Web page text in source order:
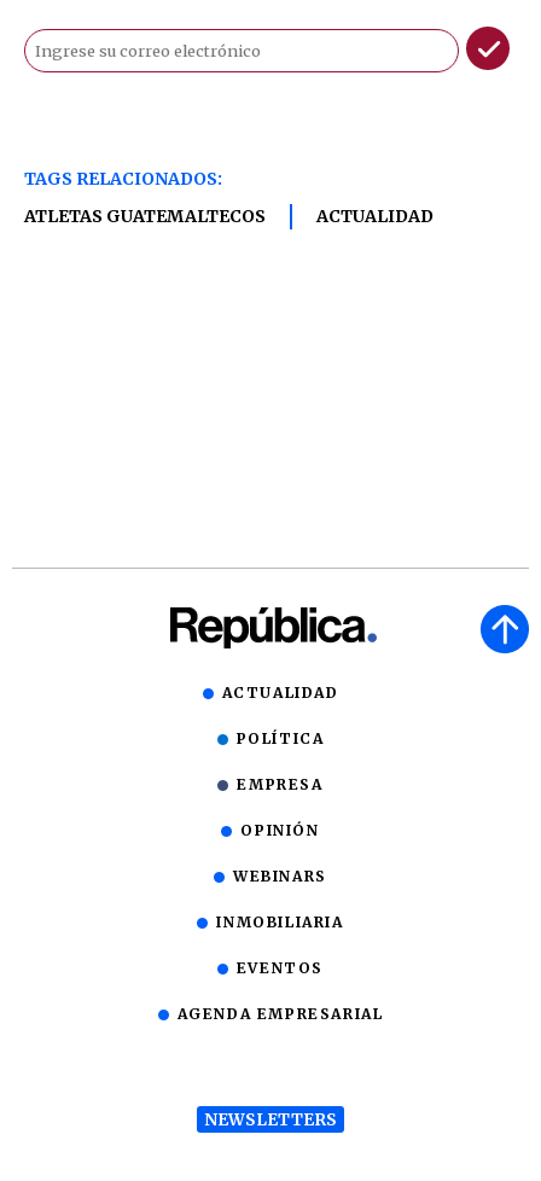
TAGS RELACIONADOS:
ATLETAS GUATEMALTECOS
ACTUALIDAD
ACTUALIDAD
POLÍTICA
EMPRESA
OPINIÓN
WEBINARS
INMOBILIARIA
EVENTOS
AGENDA EMPRESARIAL
NEWSLETTERS